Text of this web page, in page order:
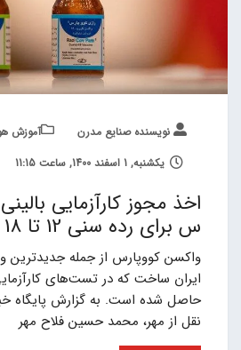
نویسنده صنایع مدرن
آموزش
یکشنبه, 1 اسفند 1400, ساعت 11:15
اخذ مجوز کارآزمایی
س برای رده سنی 12 تا 18 سال
ایران ساخت که در تست‌های
حاصل شده است. به گزارش پایگاه
نقل از مهر، محمد حسین فلاح مهر